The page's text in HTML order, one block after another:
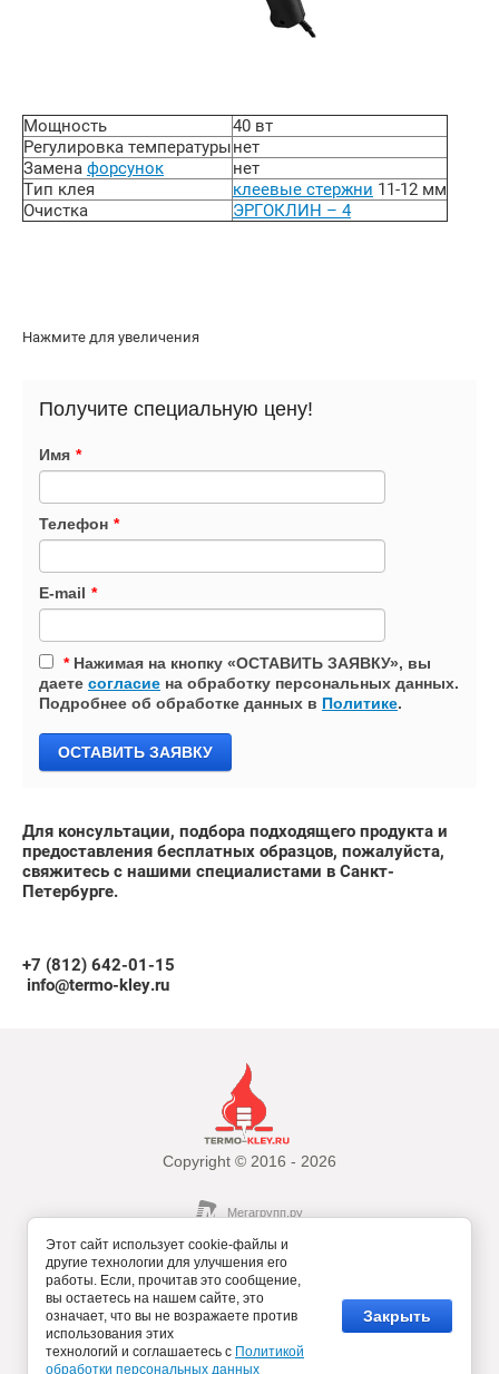
Мощность
40 вт
Регулировка температурынет
Замена форсунок
нет
Тип клея
клеевые стержни 11-12 мм
Очистка
ЭРГОКЛИН – 4
Нажмите для увеличения
Получите специальную цену!
Имя *
Телефон *
E-mail *
*Нажимая на кнопку «ОСТАВИТЬ ЗАЯВКУ», вы
даете согласие на обработку персональных данных.
Подробнее об обработке данных в Политике.
ОСТАВИТЬ ЗАЯВКУ
Для консультации, подбора подходящего продукта и
предоставления бесплатных образцов, пожалуйста,
свяжитесь с нашими специалистами в Санкт-
Петербурге.
+7 (812) 642-01-15
info@termo-kley.ru
Copyright © 2016 - 2026
Политика в отношении обработки персональных
Этот сайт использует cookie-файлы и
другие технологии для улучшения его
работы. Если, прочитав это сообщение,
вы остаетесь на нашем сайте, это
означает, что вы не возражаете против
использования этих
технологий и соглашаетесь с Политикой
обработки персональных данных
Закрыть